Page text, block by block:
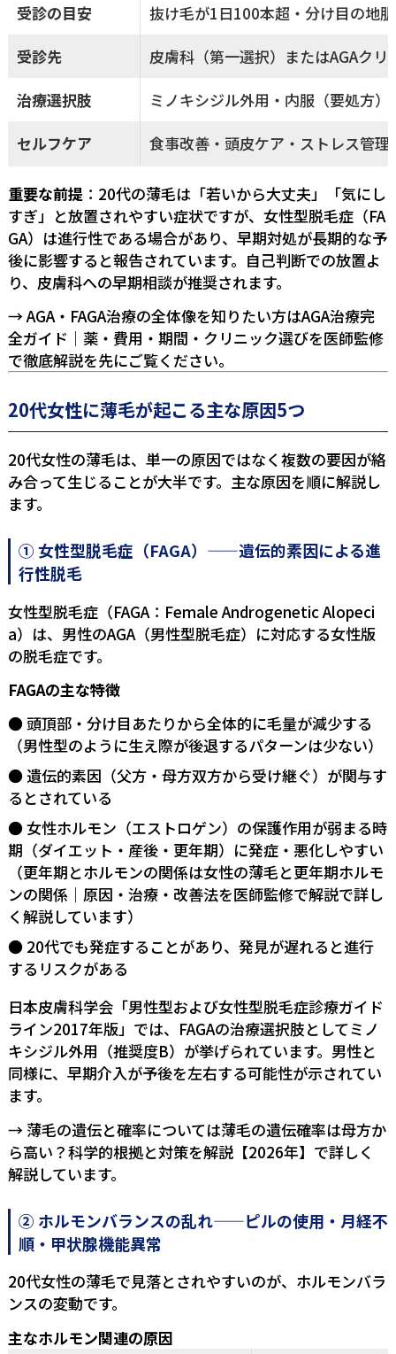
受診の目安
抜け毛が1日100本超・分け目の地
受診先
皮膚科（第一選択）またはAGAク
治療選択肢
ミノキシジル外用・内服（要処方
セルフケア
食事改善・頭皮ケア・ストレス管
重要な前提 ：20代の薄毛は「若いから大丈夫」「気にし
すぎ」と放置されやすい症状ですが、女性型脱毛症（FA
GA）は進行性である場合があり、早期対処が長期的な予
後に影響すると報告されています。自己判断での放置よ
り、皮膚科への早期相談が推奨されます。
→ AGA・FAGA治療の全体像を知りたい方はAGA治療完
全ガイド｜薬・費用・期間・クリニック選びを医師監修
で徹底解説を先にご覧ください。
20代女性に薄毛が起こる主な原因5つ
20代女性の薄毛は、単一の原因ではなく複数の要因が絡
み合って生じることが大半です。主な原因を順に解説し
ます。
① 女性型脱毛症（FAGA）——遺伝的素因による進
行性脱毛
女性型脱毛症（FAGA：Female Androgenetic Alopeci
a）は、男性のAGA（男性型脱毛症）に対応する女性版
の脱毛症です。
FAGAの主な特徴
頭頂部・分け目あたりから全体的に毛量が減少する
（男性型のように生え際が後退するパターンは少ない）
遺伝的素因（父方・母方双方から受け継ぐ）が関与す
るとされている
女性ホルモン（エストロゲン）の保護作用が弱まる時
期（ダイエット・産後・更年期）に発症・悪化しやすい
（更年期とホルモンの関係は女性の薄毛と更年期ホルモ
ンの関係｜原因・治療・改善法を医師監修で解説で詳し
く解説しています）
20代でも発症することがあり、発見が遅れると進行
するリスクがある
日本皮膚科学会「男性型および女性型脱毛症診療ガイド
ライン2017年版」では、FAGAの治療選択肢としてミノ
キシジル外用（推奨度B）が挙げられています。男性と
同様に、早期介入が予後を左右する可能性が示されてい
ます。
→ 薄毛の遺伝と確率については薄毛の遺伝確率は母方か
ら高い？科学的根拠と対策を解説【2026年】 で詳しく
解説しています。
② ホルモンバランスの乱れ——ピルの使用・月経不
順・甲状腺機能異常
20代女性の薄毛で見落とされやすいのが、ホルモンバラ
ンスの変動です。
主なホルモン関連の原因